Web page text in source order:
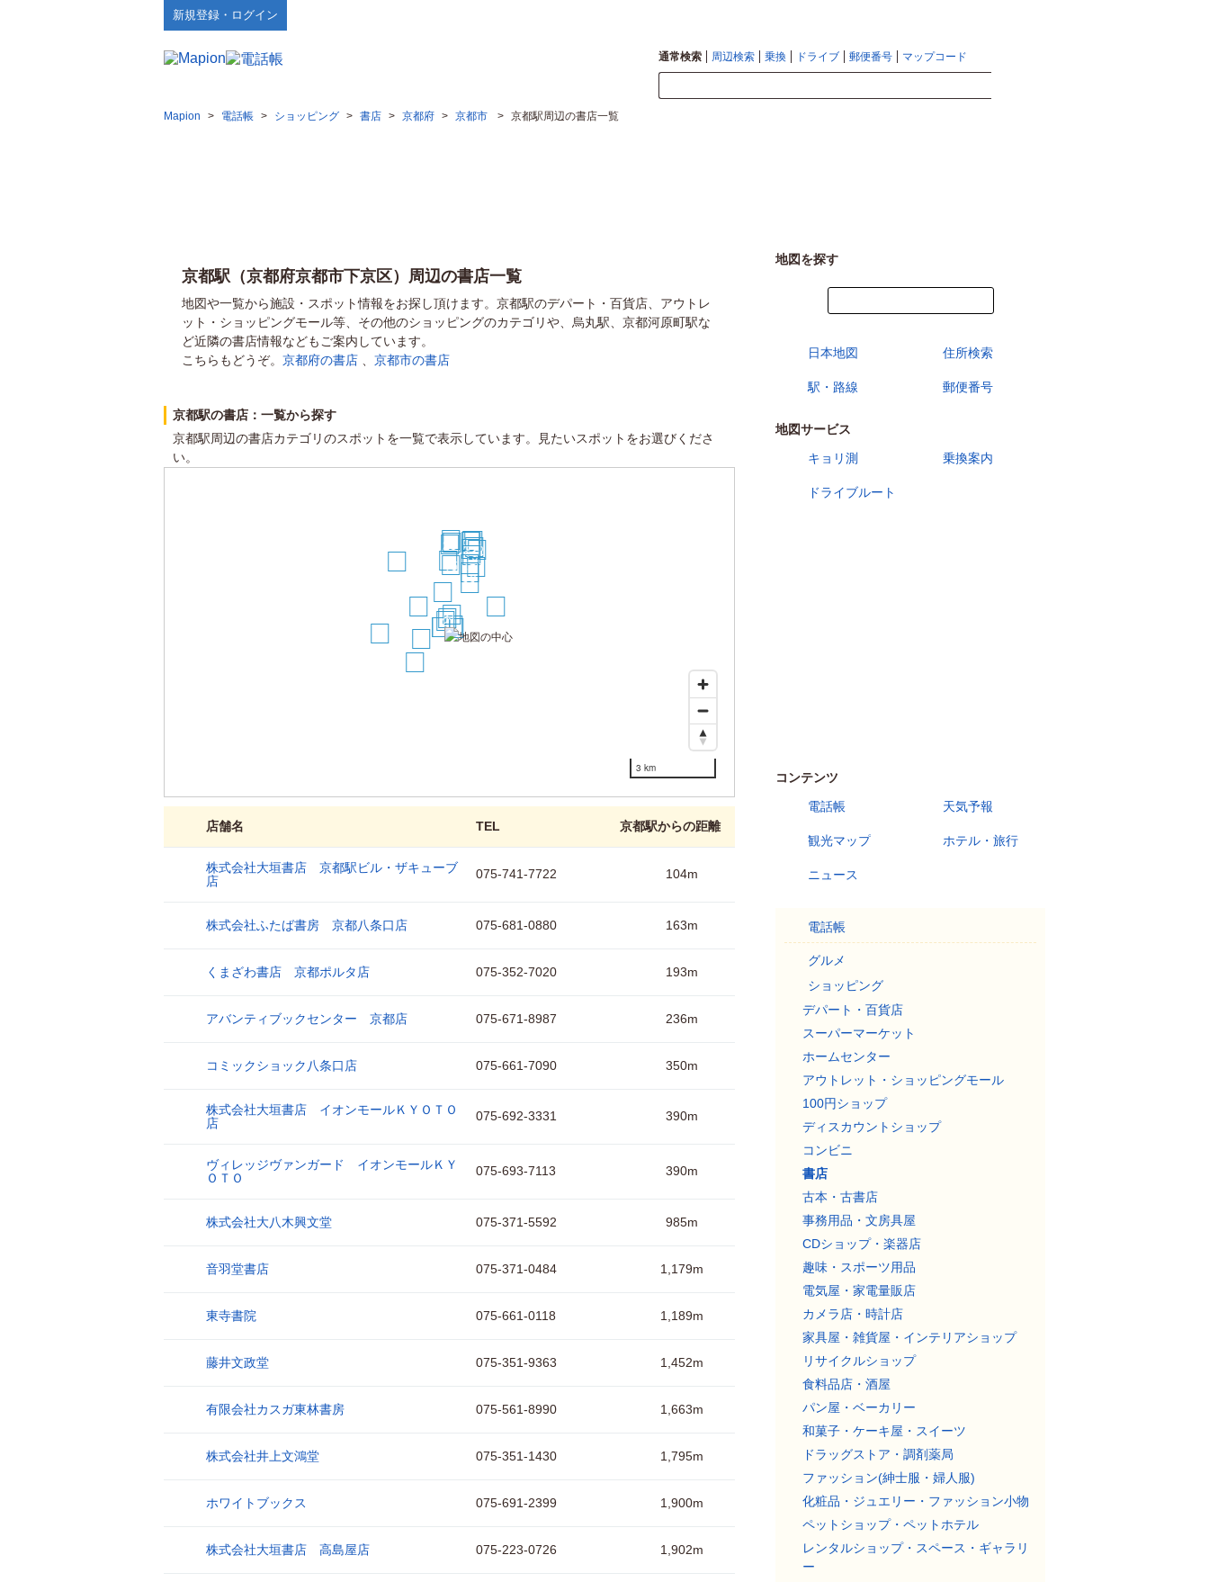
新規登録・ログイン
通常検索 周辺検索 乗換 ドライブ 郵便番号 マップコード
Mapion > 電話帳 > ショッピング > 書店 > 京都府 > 京都市 > 京都駅周辺の書店一覧
京都駅（京都府京都市下京区）周辺の書店一覧
地図や一覧から施設・スポット情報をお探し頂けます。京都駅のデパート・百貨店、アウトレ
ット・ショッピングモール等、その他のショッピングのカテゴリや、烏丸駅、京都河原町駅な
ど近隣の書店情報などもご案内しています。
こちらもどうぞ。 京都府の書店 京都市の書店
京都駅の書店：一覧から探す
京都駅周辺の書店カテゴリのスポットを一覧で表示しています。見たいスポットをお選びくださ
い。
1
23
4
5
6
7
11
13
15 16
17 18
19
2122
23 24
27 28
29
30
3 km
店舗名 TEL 京都駅からの距離
株式会社大垣書店 京都駅ビル・ザキューブ
店
075-741-7722 104m
株式会社ふたば書房 京都八条口店 075-681-0880 163m
くまざわ書店 京都ポルタ店 075-352-7020 193m
アバンティブックセンター 京都店 075-671-8987 236m
コミックショック八条口店 075-661-7090 350m
株式会社大垣書店 イオンモールＫＹＯＴＯ
店
075-692-3331 390m
ヴィレッジヴァンガード イオンモールＫＹ
ＯＴＯ
075-693-7113 390m
株式会社大八木興文堂 075-371-5592 985m
音羽堂書店 075-371-0484 1,179m
東寺書院 075-661-0118 1,189m
藤井文政堂 075-351-9363 1,452m
有限会社カスガ東林書房 075-561-8990 1,663m
株式会社井上文鴻堂 075-351-1430 1,795m
ホワイトブックス 075-691-2399 1,900m
株式会社大垣書店 高島屋店 075-223-0726 1,902m
地図を探す
日本地図 住所検索
駅・路線 郵便番号
地図サービス
キョリ測
乗換案内
ドライブルート
コンテンツ
電話帳
天気予報
観光マップ ホテル・旅行
ニュース
電話帳
グルメ
ショッピング
デパート・百貨店
スーパーマーケット
ホームセンター
アウトレット・ショッピングモール
100円ショップ
ディスカウントショップ
コンビニ
書店
古本・古書店
事務用品・文房具屋
CDショップ・楽器店
趣味・スポーツ用品
電気屋・家電量販店
カメラ店・時計店
家具屋・雑貨屋・インテリアショップ
リサイクルショップ
食料品店・酒屋
パン屋・ベーカリー
和菓子・ケーキ屋・スイーツ
ドラッグストア・調剤薬局
ファッション(紳士服・婦人服)
化粧品・ジュエリー・ファッション小物
ペットショップ・ペットホテル
レンタルショップ・スペース・ギャラリ
ー